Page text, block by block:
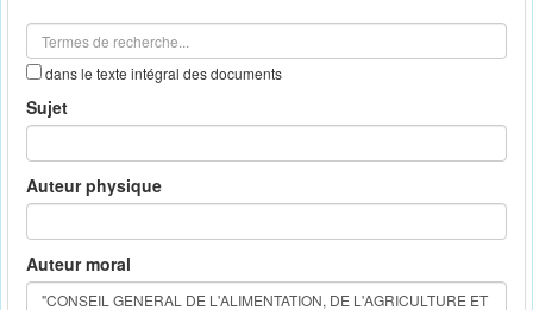
dans le texte intégral des documents
Sujet
Auteur physique
Auteur moral